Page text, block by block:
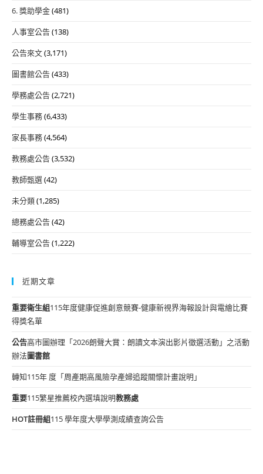
6. 獎助學金(481)
人事室公告(138)
公告來文(3,171)
圖書館公告(433)
學務處公告(2,721)
學生事務(6,433)
家長事務(4,564)
教務處公告(3,532)
教師甄選(42)
未分類(1,285)
總務處公告(42)
輔導室公告(1,222)
近期文章
重要衛生組115年度健康促進創意競賽-健康新視界海報設計與電繪比賽
得獎名單
公告高市圖辦理「2026朗聲大賞：朗讀文本演出影片徵選活動」之活動
辦法圖書館
轉知115年 度「周產期高風險孕產婦追蹤關懷計畫說明」
重要115繁星推薦校內選填說明教務處
HOT註冊組115 學年度大學學測成績查詢公告